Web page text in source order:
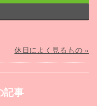
休日によく見るもの »
記事